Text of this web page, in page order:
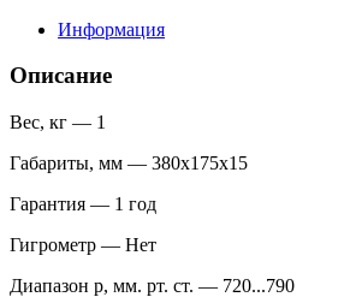
Информация
Описание
Вес, кг — 1
Габариты, мм — 380х175х15
Гарантия — 1 год
Гигрометр — Нет
Диапазон p, мм. рт. ст. — 720...790